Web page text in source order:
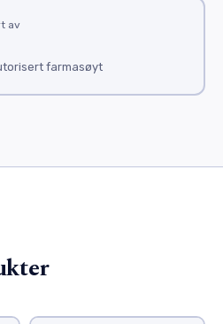
av
farmasøyt